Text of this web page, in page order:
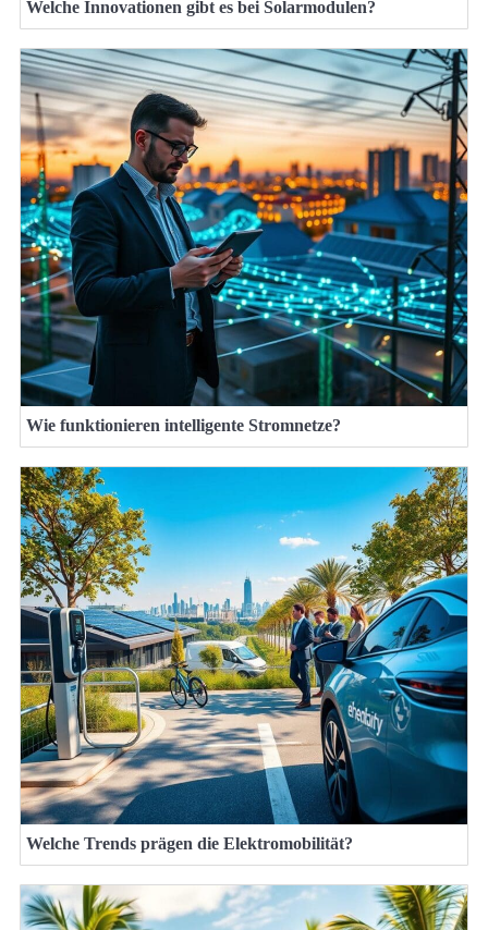
Welche Innovationen gibt es bei Solarmodulen?
Wie funktionieren intelligente Stromnetze?
Welche Trends prägen die Elektromobilität?